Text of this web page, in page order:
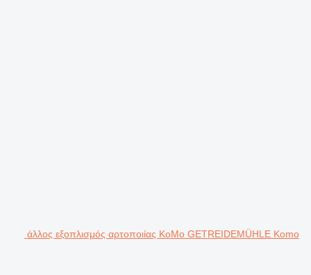
άλλος εξοπλισμός αρτοποιίας KoMo GETREIDEMÜHLE Komo